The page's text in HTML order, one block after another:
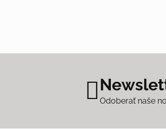
Odoberať naše